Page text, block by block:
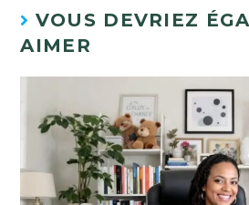
VOUS DEVRIEZ
AIMER